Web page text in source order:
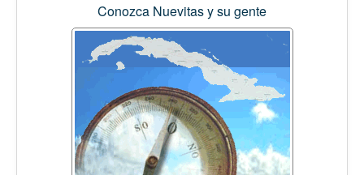
Conozca Nuevitas y su gente